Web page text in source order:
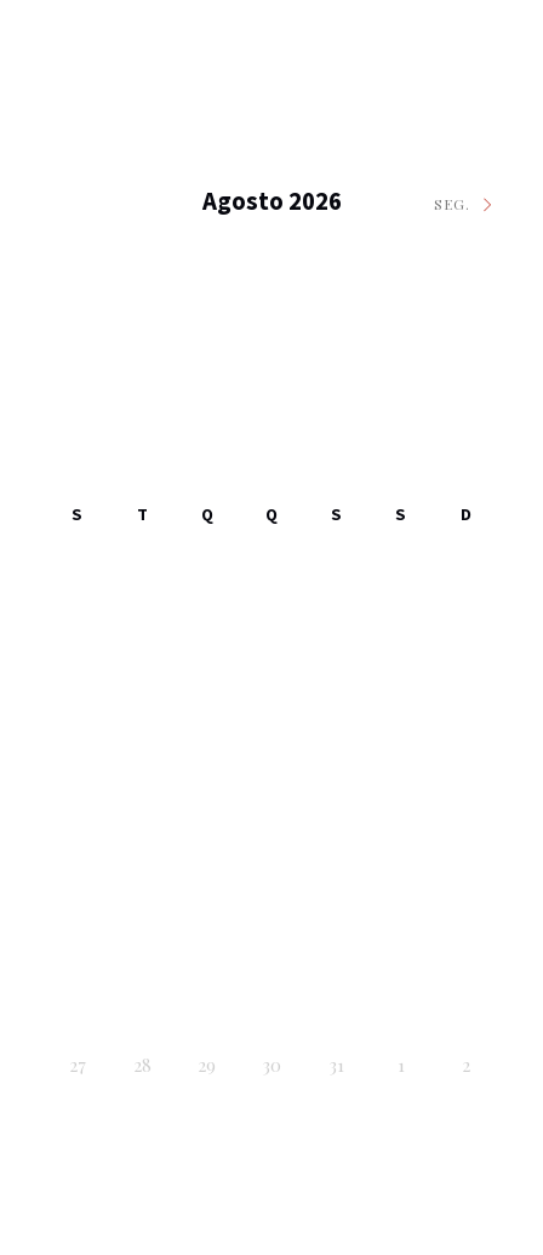
Agosto 2026 SEG.
S T Q Q S S D
27 28 29 30 31 1 2